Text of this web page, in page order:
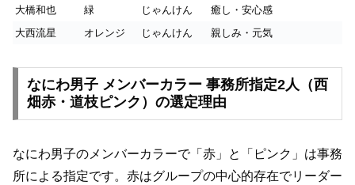
大橋和也
緑 じゃんけん
癒し・安心感
大西流星
オレンジ じゃんけん 親しみ・元気
なにわ男子 メンバーカラー 事務所指定2人（西
畑赤・道枝ピンク）の選定理由
なにわ男子のメンバーカラーで「赤」と「ピンク」は事務
所による指定です。赤はグループの中心的存在でリーダー